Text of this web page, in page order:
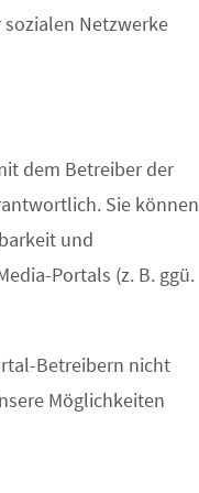
Netzwerke
dem Betreiber der
Sie können
und
Portals (z. B. ggü.
Betreibern nicht
Möglichkeiten